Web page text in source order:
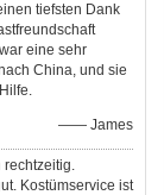
tiefsten Dank
eine sehr
China, und sie
—— James
rechtzeitig.
Kostümservice ist